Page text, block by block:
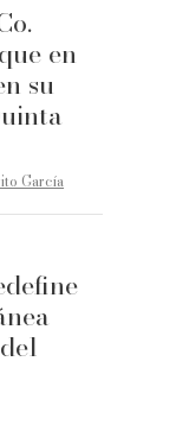
en
su
García